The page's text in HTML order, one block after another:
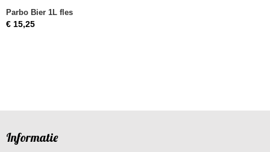
Parbo Bier 1L fles
€ 15,25
Informatie